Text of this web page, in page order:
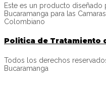
Este es un producto
Bucaramanga para las
Colombiano
Politica de Tratamiento
Todos los derechos
Bucaramanga